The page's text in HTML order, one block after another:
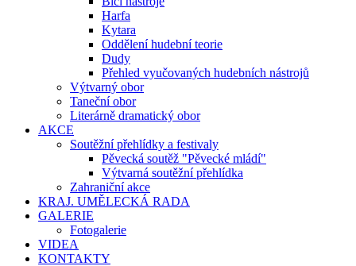
Harfa
Kytara
Oddělení hudební teorie
Dudy
Přehled vyučovaných hudebních nástrojů
Výtvarný obor
Taneční obor
Literárně dramatický obor
AKCE
Soutěžní přehlídky a festivaly
Pěvecká soutěž "Pěvecké mládí"
Výtvarná soutěžní přehlídka
Zahraniční akce
KRAJ. UMĚLECKÁ RADA
GALERIE
Fotogalerie
VIDEA
KONTAKTY